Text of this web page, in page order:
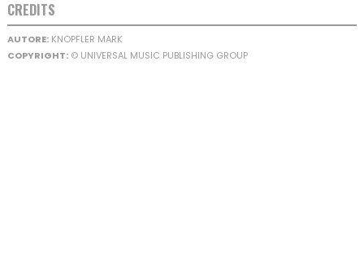
CREDITS
AUTORE:KNOPFLER MARK
COPYRIGHT:© UNIVERSAL MUSIC PUBLISHING GROUP